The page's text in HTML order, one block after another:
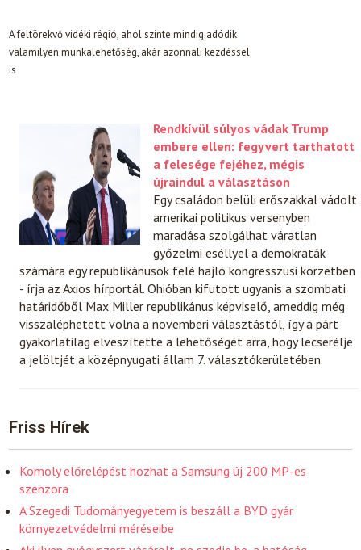
A feltörekvő vidéki régió, ahol szinte mindig adódik
valamilyen munkalehetőség, akár azonnali kezdéssel
is
Rendkívül súlyos vádak Trump
embere ellen: fegyvert tarthatott
a felesége fejéhez, mégis
újraindul a választáson
Egy családon belüli erőszakkal vádolt
amerikai politikus versenyben
maradása szolgálhat váratlan
győzelmi eséllyel a demokraták
számára egy republikánusok felé hajló kongresszusi körzetben
- írja az Axios hírportál. Ohióban kifutott ugyanis a szombati
határidőből Max Miller republikánus képviselő, ameddig még
visszaléphetett volna a novemberi választástól, így a párt
gyakorlatilag elveszítette a lehetőségét arra, hogy lecserélje
a jelöltjét a középnyugati állam 7. választókerületében.
Friss Hírek
Komoly előrelépést hozhat a Samsung új 200 MP-es
szenzora
A Szegedi Tudományegyetem is beszáll a BYD gyár
környezetvédelmi méréseibe